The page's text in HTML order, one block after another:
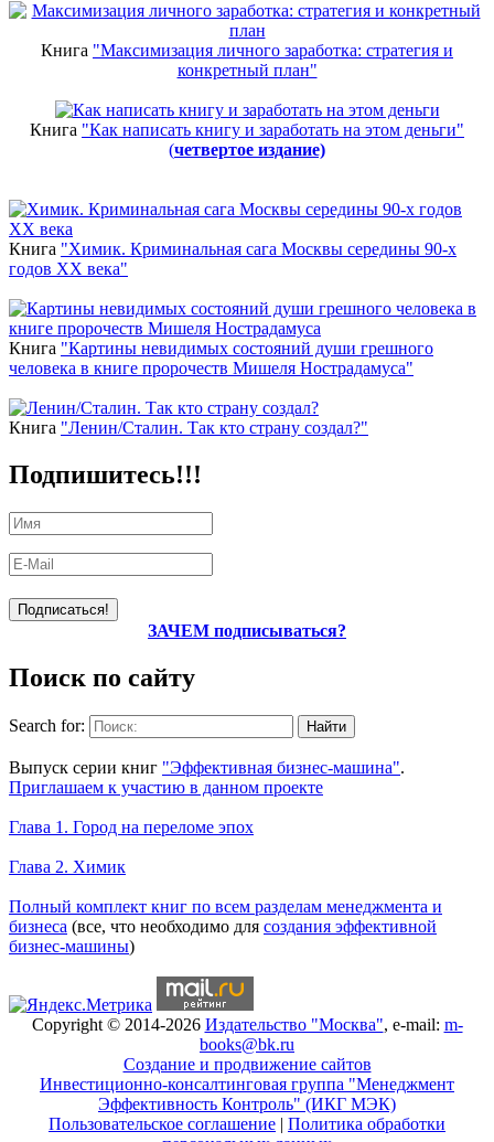
Книга "Максимизация личного заработка: стратегия и
конкретный план"
Книга "Как написать книгу и заработать на этом деньги"
(четвертое издание)
Книга "Химик. Криминальная сага Москвы середины 90-х
годов ХХ века"
Книга "Картины невидимых состояний души грешного
человека в книге пророчеств Мишеля Нострадамуса"
Книга "Ленин/Сталин. Так кто страну создал?"
Подпишитесь!!!
ЗАЧЕМ подписываться?
Поиск по сайту
Search for:
Выпуск серии книг "Эффективная бизнес-машина".
Приглашаем к участию в данном проекте
Глава 1. Город на переломе эпох
Глава 2. Химик
Полный комплект книг по всем разделам менеджмента и
бизнеса (все, что необходимо для создания эффективной
бизнес-машины)
Copyright © 2014-2026 Издательство "Москва", e-mail: m-
books@bk.ru
Создание и продвижение сайтов
Инвестиционно-консалтинговая группа "Менеджмент
Эффективность Контроль" (ИКГ МЭК)
Пользовательское соглашение | Политика обработки